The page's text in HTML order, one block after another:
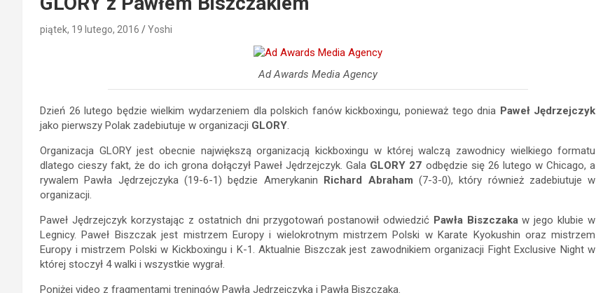
piątek, 19 lutego, 2016 Yoshi
Ad Awards Media Agency
Dzień 26 lutego będzie wielkim wydarzeniem dla polskich fanów kickboxingu, ponieważ tego dnia Paweł Jędrzejczyk
jako pierwszy Polak zadebiutuje w organizacji GLORY.
Organizacja GLORY jest obecnie największą organizacją kickboxingu w której walczą zawodnicy wielkiego formatu
dlatego cieszy fakt, że do ich grona dołączył Paweł Jędrzejczyk. Gala GLORY 27 odbędzie się 26 lutego w Chicago, a
rywalem Pawła Jędrzejczyka (19-6-1) będzie Amerykanin Richard Abraham (7-3-0), który również zadebiutuje w
organizacji.
Paweł Jędrzejczyk korzystając z ostatnich dni przygotowań postanowił odwiedzić Pawła Biszczakaw jego klubie w
Legnicy. Paweł Biszczak jest mistrzem Europy i wielokrotnym mistrzem Polski w Karate Kyokushin oraz mistrzem
Europy i mistrzem Polski w Kickboxingu i K-1. Aktualnie Biszczak jest zawodnikiem organizacji Fight Exclusive Night w
której stoczył 4 walki i wszystkie wygrał.
Poniżej video z fragmentami treningów Pawła Jędrzejczyka i Pawła Biszczaka.